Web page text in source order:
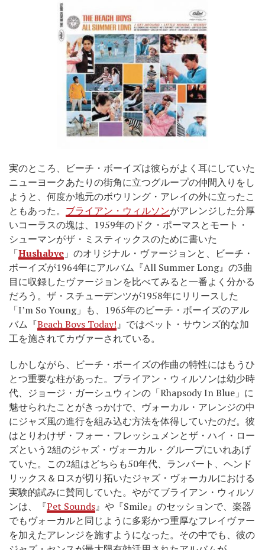
実のところ、ビーチ・ボーイズは彼らがよく耳にしていた
ニューヨークあたりの街角に立つグループの仲間入りをし
ようと、何度か地元のボウリング・アレイの外に立ったこ
ともあった。 ブライアン・ウィルソンがアレンジした分厚
いコーラスの塊は、1959年のドク・ポーマスとモート・
シューマンがザ・ミスティックスのために書いた
「Hushabye 」のオリジナル・ヴァージョンと、ビーチ・
ボーイズが1964年にアルバム『All Summer Long』の3曲
目に収録したヴァージョンを比べてみると一番よく分かる
だろう。ザ・スチューデンツが1958年にリリースした
「I’m So Young」も、1965年のビーチ・ボーイズのアル
バム『Beach Boys Today!』ではペット・サウンズ的な加
工を施されてカヴァーされている。
しかしながら、ビーチ・ボーイズの作曲の特性にはもうひ
とつ重要な柱があった。ブライアン・ウィルソンは幼少時
代、ジョージ・ガーシュウィンの「Rhapsody In Blue」に
魅せられたことがきっかけで、ヴォーカル・アレンジの中
にジャズ風の進行を組み込む方法を体得していたのだ。彼
はとりわけザ・フォー・フレッシュメンとザ・ハイ・ロー
ズという2組のジャズ・ヴォーカル・グループにいれあげ
ていた。この2組はどちらも50年代、ランバート、ヘンド
リックス＆ロスが切り拓いたジャズ・ヴォーカルにおける
実験的試みに賛同していた。やがてブライアン・ウィルソ
ンは、『Pet Sounds』や『Smile』のセッションで、楽器
でもヴォーカルと同じように多彩かつ重厚なフレイヴァー
を加えたアレンジを施すようになった。その中でも、彼の